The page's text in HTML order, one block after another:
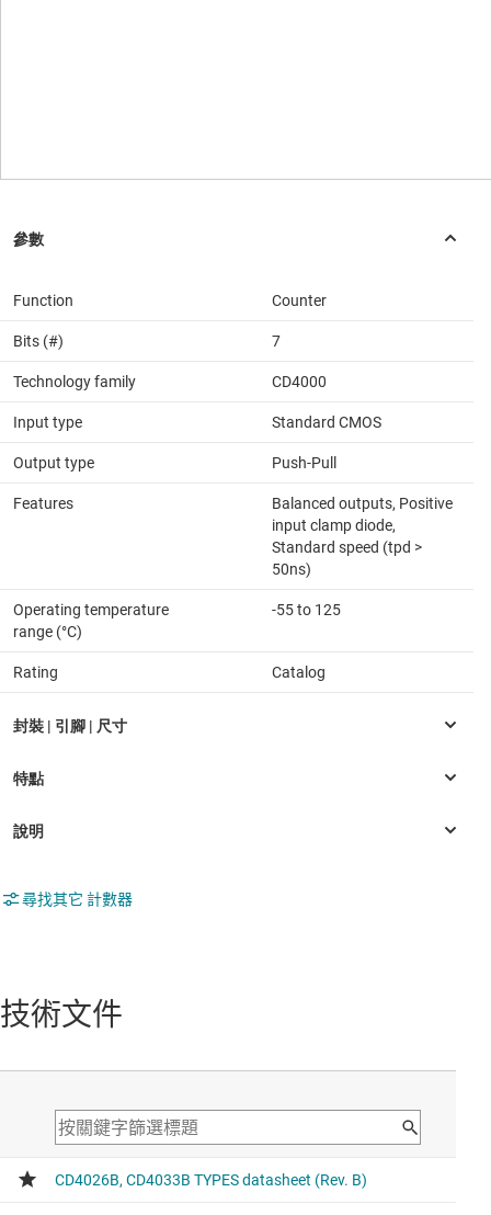
Function Counter
Bits (#) 7
Technology family CD4000
Input type Standard CMOS
Output type Push-Pull
Features
Balanced outputs, Positive
input clamp diode,
Standard speed (tpd >
50ns)
Operating temperature
range (°C)
-55 to 125
Rating Catalog
尋找其它 計數器
技術文件